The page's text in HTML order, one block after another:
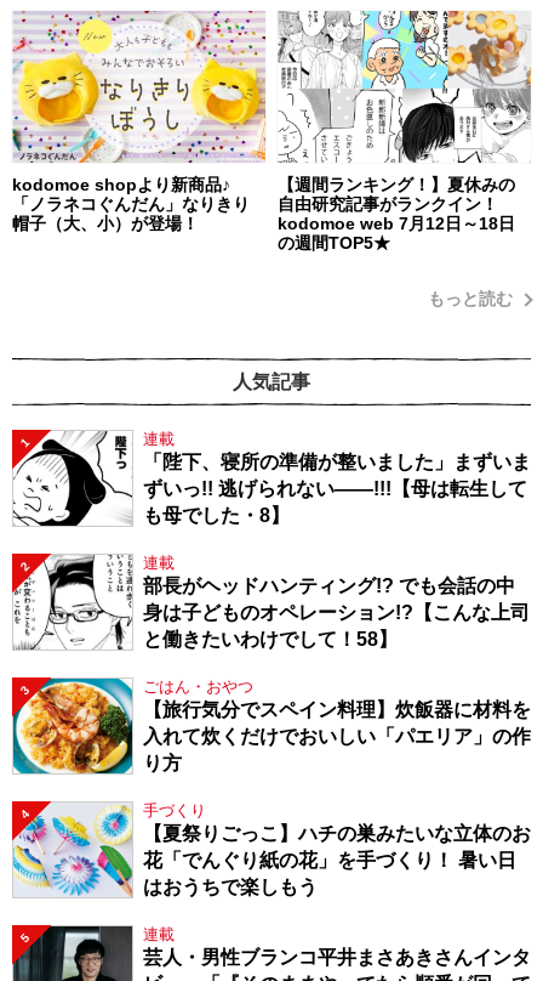
kodomoe shopより新商品♪
「ノラネコぐんだん」なりきり
帽子（大、小）が登場！
【週間ランキング！】夏休みの
自由研究記事がランクイン！
kodomoe web 7月12日～18日
の週間TOP5★
もっと読む
人気記事
1 連載
「陛下、寝所の準備が整いました」まずいま
ずいっ!! 逃げられない――!!!【母は転生して
も母でした・8】
2 連載
部長がヘッドハンティング!? でも会話の中
身は子どものオペレーション!?【こんな上司
と働きたいわけでして！58】
3 ごはん・おやつ
【旅行気分でスペイン料理】炊飯器に材料を
入れて炊くだけでおいしい「パエリア」の作
り方
4 手づくり
【夏祭りごっこ】ハチの巣みたいな立体のお
花「でんぐり紙の花」を手づくり！ 暑い日
はおうちで楽しもう
5 連載
芸人・男性ブランコ平井まさあきさんインタ